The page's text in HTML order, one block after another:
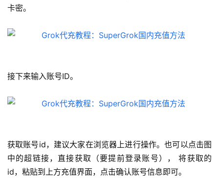
卡密。
接下来输入账号ID。
获取账号id，建议大家在浏览器上进行操作。也可以点击图
中的超链接，直接获取（要提前登录账号）， 将获取的
id，粘贴到上方充值界面，点击确认账号信息即可。